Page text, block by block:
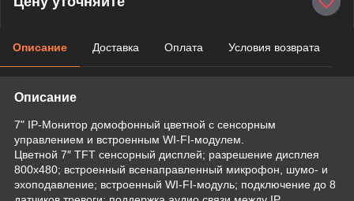
Описание Доставка Оплата Условия возврата
Описание
7" IP-Монитор домофонный цветной с сенсорным
управлением и встроенным WI-FI-модулем.
Цветной 7″ TFT сенсорный дисплей; разрешение дисплея
800х480; встроенный всенаправленный микрофон, шумо- и
эхоподавление; встроенный WI-FI-модуль; подключение до 8